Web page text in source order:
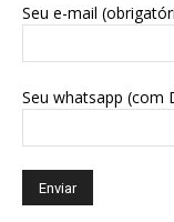
Seu e-mail
Seu whatsapp (com